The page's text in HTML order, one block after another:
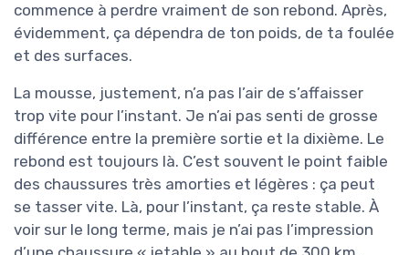
commence à perdre vraiment de son rebond. Après,
évidemment, ça dépendra de ton poids, de ta foulée
et des surfaces.
La mousse, justement, n’a pas l’air de s’affaisser
trop vite pour l’instant. Je n’ai pas senti de grosse
différence entre la première sortie et la dixième. Le
rebond est toujours là. C’est souvent le point faible
des chaussures très amorties et légères : ça peut
se tasser vite. Là, pour l’instant, ça reste stable. À
voir sur le long terme, mais je n’ai pas l’impression